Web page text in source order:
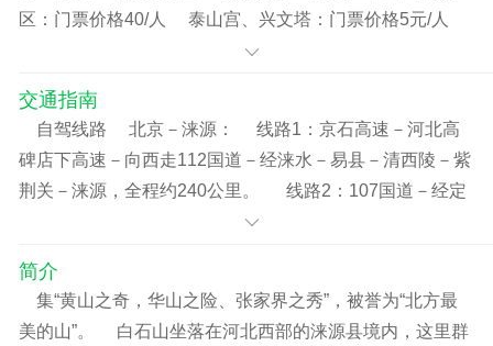
区：门票价格40/人 泰山宫、兴文塔：门票价格5元/人
交通指南
自驾线路 北京－涞源： 线路1：京石高速－河北高
碑店下高速－向西走112国道－经涞水－易县－清西陵－紫
荆关－涞源，全程约240公里。 线路2：107国道－经定
兴至易县－走112国道－经清西陵－紫荆关－涞源。全程约
原）列车直达。（发车时间-6：37） 从北京南乘坐7197
次（北京南-涞源）列车直达。（发车时间-17：40）
简介
集“黄山之奇，华山之险、张家界之秀”，被誉为“北方最
美的山”。 白石山坐落在河北西部的涞源县境内，这里群